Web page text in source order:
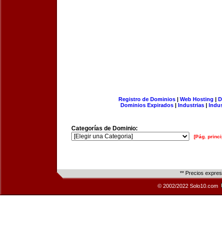
Registro de Dominios| Web Hosting |
Dominios Expirados | Industrias |
Categorías de Dominio:
[Pág.
** Precios
© 2002/2022 Solo10.com